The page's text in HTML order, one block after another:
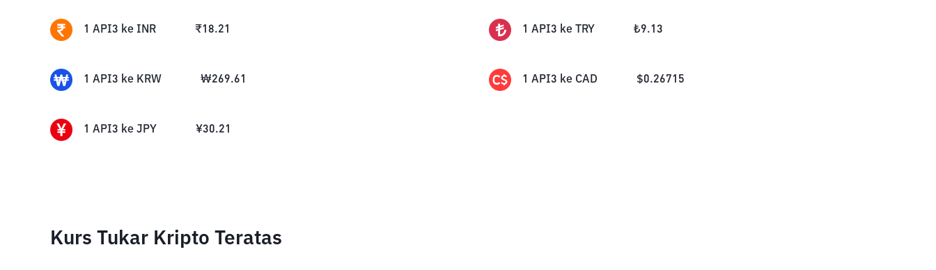
1 API3 ke INR ₹18.21 1 API3 ke TRY ₺9.13
1 API3 ke KRW ₩269.61 1 API3 ke CAD $0.26715
1 API3 ke JPY ¥30.21
Kurs Tukar Kripto Teratas